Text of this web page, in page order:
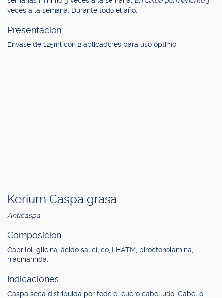
veces a la semana. Durante todo el año.
Presentación.
Envase de 125ml con 2 aplicadores para uso óptimo.
Kerium Caspa grasa
Anticaspa.
Composición.
Capriloil glicina; ácido salicílico; LHATM; piroctonolamina;
niacinamida.
Indicaciones.
Caspa seca distribuida por todo el cuero cabelludo. Cabello